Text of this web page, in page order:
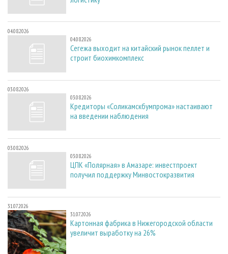
04.08.2026
04.08.2026
Сегежа выходит на китайский рынок пеллет и
строит биохимкомплекс
03.08.2026
03.08.2026
Кредиторы «Соликамскбумпрома» настаивают
на введении наблюдения
03.08.2026
03.08.2026
ЦПК «Полярная» в Амазаре: инвестпроект
получил поддержку Минвостокразвития
31.07.2026
31.07.2026
Картонная фабрика в Нижегородской области
увеличит выработку на 26%